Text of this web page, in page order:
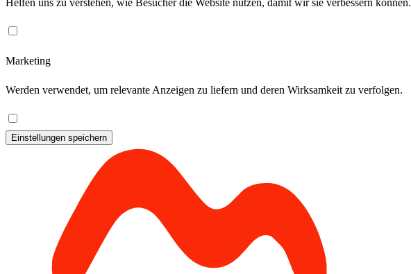
Marketing
Werden verwendet, um relevante Anzeigen zu liefern und deren Wirksamkeit zu verfolgen.
Einstellungen speichern